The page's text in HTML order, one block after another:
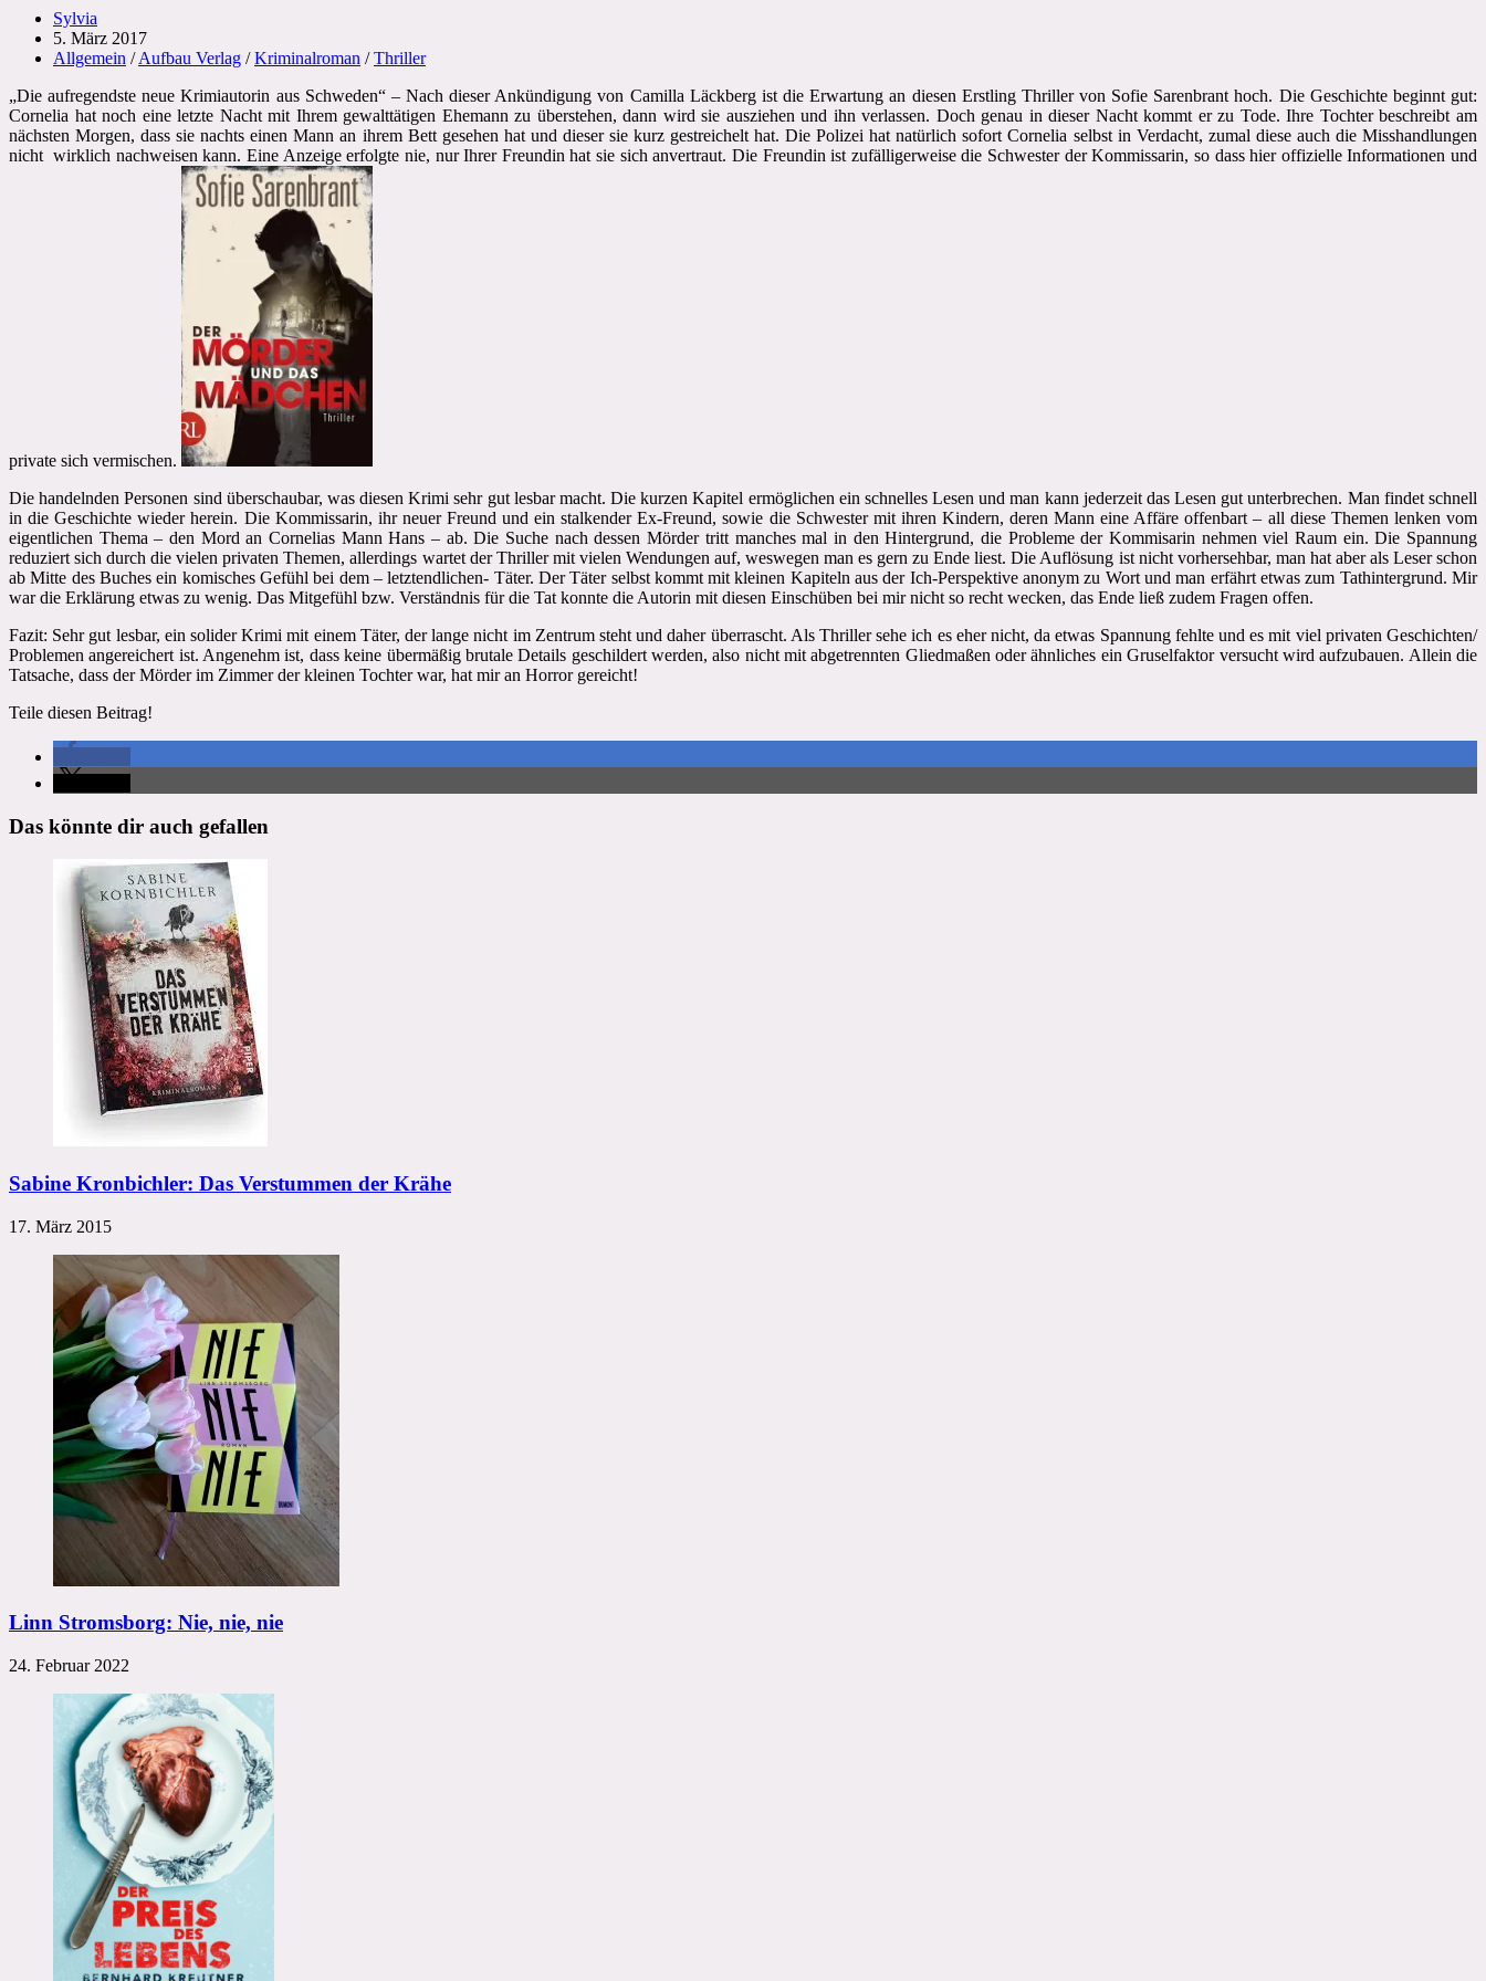
Beitrags-
Autor:
Sylvia
Beitrag
veröffentlicht:
5. März 2017
Beitrags-
Allgemein / Aufbau Verlag / Kriminalroman / Thriller
„Die aufregendste neue Krimiautorin aus Schweden“ – Nach dieser Ankündigung von Camilla Läckberg ist die Erwartung an diesen Erstling Thriller von Sofie Sarenbrant hoch. Die Geschichte beginnt gut:
Cornelia hat noch eine letzte Nacht mit Ihrem gewalttätigen Ehemann zu überstehen, dann wird sie ausziehen und ihn verlassen. Doch genau in dieser Nacht kommt er zu Tode. Ihre Tochter beschreibt am
nächsten Morgen, dass sie nachts einen Mann an ihrem Bett gesehen hat und dieser sie kurz gestreichelt hat. Die Polizei hat natürlich sofort Cornelia selbst in Verdacht, zumal diese auch die Misshandlungen
nicht wirklich nachweisen kann. Eine Anzeige erfolgte nie, nur Ihrer Freundin hat sie sich anvertraut. Die Freundin ist zufälligerweise die Schwester der Kommissarin, so dass hier offizielle Informationen und
private sich vermischen.
Die handelnden Personen sind überschaubar, was diesen Krimi sehr gut lesbar macht. Die kurzen Kapitel ermöglichen ein schnelles Lesen und man kann jederzeit das Lesen gut unterbrechen. Man findet schnell
in die Geschichte wieder herein. Die Kommissarin, ihr neuer Freund und ein stalkender Ex-Freund, sowie die Schwester mit ihren Kindern, deren Mann eine Affäre offenbart – all diese Themen lenken vom
eigentlichen Thema – den Mord an Cornelias Mann Hans – ab. Die Suche nach dessen Mörder tritt manches mal in den Hintergrund, die Probleme der Kommisarin nehmen viel Raum ein. Die Spannung
reduziert sich durch die vielen privaten Themen, allerdings wartet der Thriller mit vielen Wendungen auf, weswegen man es gern zu Ende liest. Die Auflösung ist nicht vorhersehbar, man hat aber als Leser schon
ab Mitte des Buches ein komisches Gefühl bei dem – letztendlichen- Täter. Der Täter selbst kommt mit kleinen Kapiteln aus der Ich-Perspektive anonym zu Wort und man erfährt etwas zum Tathintergrund. Mir
war die Erklärung etwas zu wenig. Das Mitgefühl bzw. Verständnis für die Tat konnte die Autorin mit diesen Einschüben bei mir nicht so recht wecken, das Ende ließ zudem Fragen offen.
Fazit: Sehr gut lesbar, ein solider Krimi mit einem Täter, der lange nicht im Zentrum steht und daher überrascht. Als Thriller sehe ich es eher nicht, da etwas Spannung fehlte und es mit viel privaten Geschichten/
Problemen angereichert ist. Angenehm ist, dass keine übermäßig brutale Details geschildert werden, also nicht mit abgetrennten Gliedmaßen oder ähnliches ein Gruselfaktor versucht wird aufzubauen. Allein die
Tatsache, dass der Mörder im Zimmer der kleinen Tochter war, hat mir an Horror gereicht!
Teile diesen Beitrag!
Das könnte dir auch gefallen
Sabine Kronbichler: Das Verstummen der Krähe
17. März 2015
Linn Stromsborg: Nie, nie, nie
24. Februar 2022